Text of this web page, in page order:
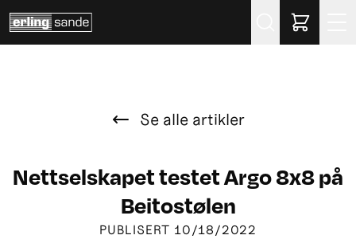
Se alle artikler
Nettselskapet testet Argo 8x8 på
Beitostølen
PUBLISERT 10/18/2022